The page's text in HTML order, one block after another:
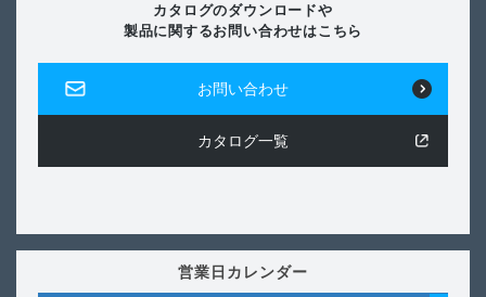
カタログのダウンロードや
製品に関するお問い合わせはこちら
お問い合わせ
カタログ一覧
営業日カレンダー